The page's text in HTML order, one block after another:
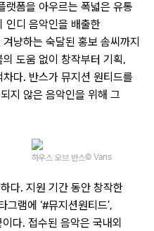
랫폼을 아우르는 폭넓은 유통
인디 음악인을 배출한
냥하는 숙달된 홍보 솜씨까지
도움 없이 창작부터 기획,
다. 반스가 뮤지션 원티드를
지 않은 음악인을 위해 그
하우스 오브 반스© Vans
다. 지원 기간 동안 창작한
램에 ‘#뮤지션원티드’,
다. 접수된 음악은 국내외